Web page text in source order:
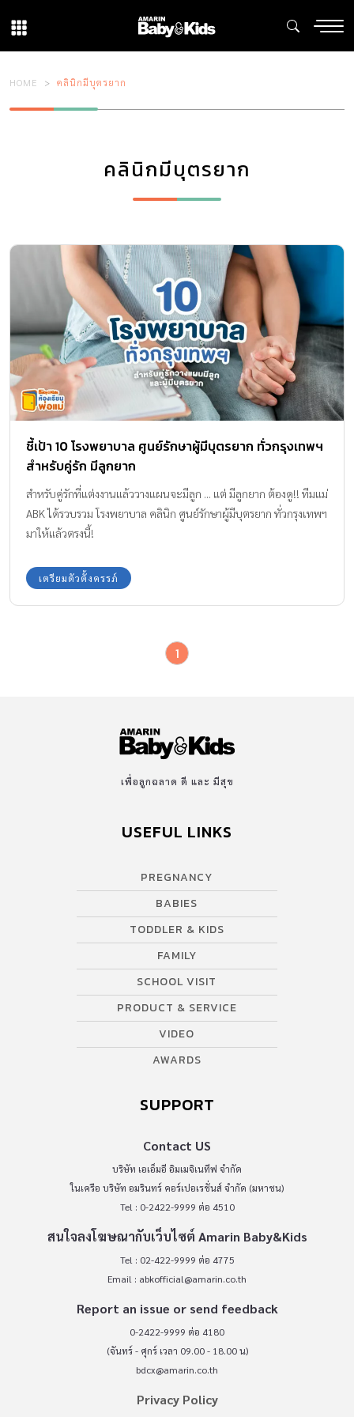
HOME คลินิกมีบุตรยาก
คลินิกมีบุตรยาก
ชี้เป้า 10 โรงพยาบาล ศูนย์รักษาผู้มีบุตรยาก ทั่วกรุงเทพฯ
สำหรับคู่รัก มีลูกยาก
สำหรับคู่รักที่แต่งงานแล้ววางแผนจะมีลูก ... แต่ มีลูกยาก ต้องดู!! ทีมแม่
ABK ได้รวบรวม โรงพยาบาล คลินิก ศูนย์รักษาผู้มีบุตรยาก ทั่วกรุงเทพฯ
มาให้แล้วตรงนี้!
เตรียมตัวตั้งครรภ์
1
เพื่อลูกฉลาด ดี และ มีสุข
USEFUL LINKS
PREGNANCY
BABIES
TODDLER & KIDS
FAMILY
SCHOOL VISIT
PRODUCT & SERVICE
VIDEO
AWARDS
SUPPORT
Contact US
บริษัท เอเอ็มอี อิมเมจิเนทีฟ จำกัด
ในเครือ บริษัท อมรินทร์ คอร์เปอเรชั่นส์ จำกัด (มหาชน)
Tel : 0-2422-9999 ต่อ 4510
สนใจลงโฆษณากับเว็บไซต์ Amarin Baby&Kids
Tel : 02-422-9999 ต่อ 4775
Email : abkofficial@amarin.co.th
Report an issue or send feedback
0-2422-9999 ต่อ 4180
(จันทร์ - ศุกร์ เวลา 09.00 - 18.00 น)
bdcx@amarin.co.th
Privacy Policy